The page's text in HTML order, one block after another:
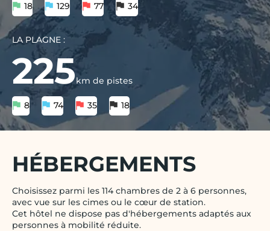
18 129 77 34
LA PLAGNE :
225km de pistes
8 74 35 18
HÉBERGEMENTS
Choisissez parmi les 114 chambres de 2 à 6 personnes,
avec vue sur les cimes ou le cœur de station.
Cet hôtel ne dispose pas d'hébergements adaptés aux
personnes à mobilité réduite.